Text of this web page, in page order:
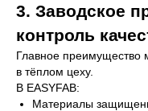
3. Заводское
контроль
Главное преимущество
в тёплом цеху.
В EASYFAB:
Материалы